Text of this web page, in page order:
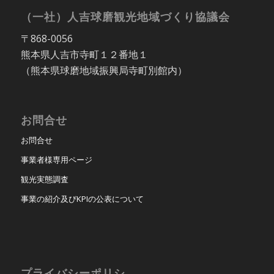
（一社）人吉球磨観光地域づくり協議会
〒868-0056
熊本県人吉市寺町１２番地１
（熊本県球磨地域振興局寺町別館内）
お問合せ
お問合せ
事業者様専用ページ
観光実態調査
事業の紹介及びKPIの公表について